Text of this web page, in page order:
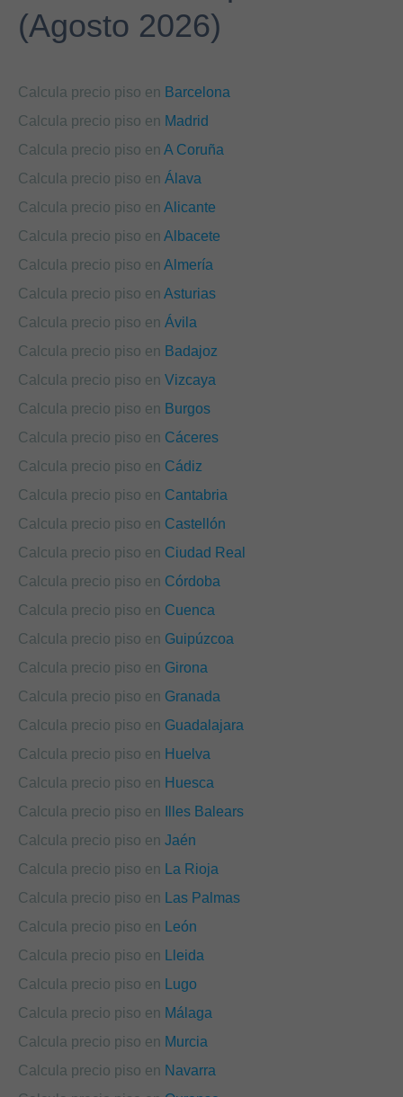
(Agosto 2026)
Calcula precio piso en Barcelona
Calcula precio piso en Madrid
Calcula precio piso en A Coruña
Calcula precio piso en Álava
Calcula precio piso en Alicante
Calcula precio piso en Albacete
Calcula precio piso en Almería
Calcula precio piso en Asturias
Calcula precio piso en Ávila
Calcula precio piso en Badajoz
Calcula precio piso en Vizcaya
Calcula precio piso en Burgos
Calcula precio piso en Cáceres
Calcula precio piso en Cádiz
Calcula precio piso en Cantabria
Calcula precio piso en Castellón
Calcula precio piso en Ciudad Real
Calcula precio piso en Córdoba
Calcula precio piso en Cuenca
Calcula precio piso en Guipúzcoa
Calcula precio piso en Girona
Calcula precio piso en Granada
Calcula precio piso en Guadalajara
Calcula precio piso en Huelva
Calcula precio piso en Huesca
Calcula precio piso en Illes Balears
Calcula precio piso en Jaén
Calcula precio piso en La Rioja
Calcula precio piso en Las Palmas
Calcula precio piso en León
Calcula precio piso en Lleida
Calcula precio piso en Lugo
Calcula precio piso en Málaga
Calcula precio piso en Murcia
Calcula precio piso en Navarra